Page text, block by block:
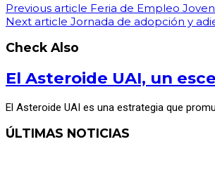
Previous article Feria de Empleo
Next article Jornada de adopción y
Check Also
El Asteroide UAI, un
El Asteroide UAI es una estrategia que
ÚLTIMAS NOTICIAS